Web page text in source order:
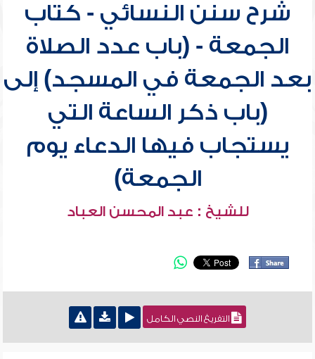
شرح سنن النسائي - كتاب
الجمعة - (باب عدد الصلاة
بعد الجمعة في المسجد) إلى
(باب ذكر الساعة التي
يستجاب فيها الدعاء يوم
الجمعة)
للشيخ : عبد المحسن العباد
التفريغ النصي الكامل